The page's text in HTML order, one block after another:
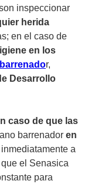
inspeccionar
herida
en el caso de
en los
r,
Desarrollo
caso de que las
barrenador en
a
que el Senasica
para